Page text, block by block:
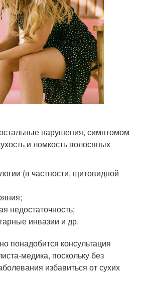
нарушения, симптомом
и ломкость волосяных
(в частности, щитовидной
недостаточность;
инвазии и др.
понадобится консультация
медика, поскольку без
избавиться от сухих